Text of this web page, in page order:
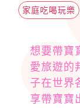
家庭吃喝玩樂
想要帶寶
愛旅遊的
子在世界
享帶寶寶